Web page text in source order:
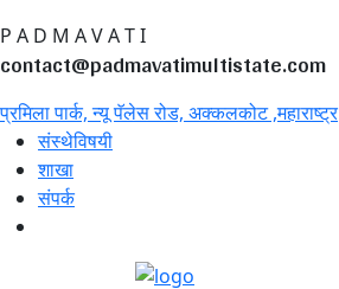
P A D M AVATI
contact@padmavatimultistate.com
प्रमिला पार्क, न्यू पॅलेस रोड, अक्कलकोट ,महाराष्ट्र
संस्थेविषयी
शाखा
संपर्क